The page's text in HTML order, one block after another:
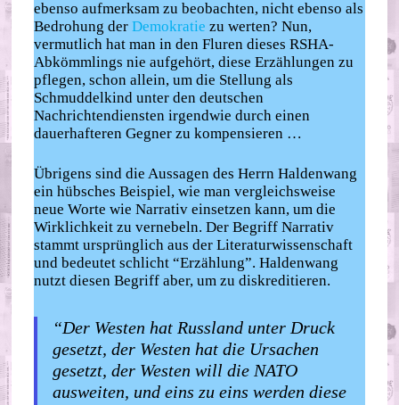
ebenso aufmerksam zu beobachten, nicht ebenso als
Bedrohung derDemokratie zu werten? Nun,
vermutlich hat man in den Fluren dieses RSHA-
Abkömmlings nie aufgehört, diese Erzählungen zu
pflegen, schon allein, um die Stellung als
Schmuddelkind unter den deutschen
Nachrichtendiensten irgendwie durch einen
dauerhafteren Gegner zu kompensieren …
Übrigens sind die Aussagen des Herrn Haldenwang
ein hübsches Beispiel, wie man vergleichsweise
neue Worte wie Narrativ einsetzen kann, um die
Wirklichkeit zu vernebeln. Der Begriff Narrativ
stammt ursprünglich aus der Literaturwissenschaft
und bedeutet schlicht “Erzählung”. Haldenwang
nutzt diesen Begriff aber, um zu diskreditieren.
“Der Westen hat Russland unter Druck
gesetzt, der Westen hat die Ursachen
gesetzt, der Westen will die NATO
ausweiten, und eins zu eins werden diese